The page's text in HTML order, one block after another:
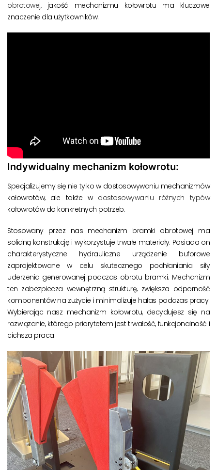
obrotowej, jakość mechanizmu kołowrotu ma kluczowe
znaczenie dla użytkowników.
Indywidualny mechanizm kołowrotu:
Specjalizujemy się nie tylko w dostosowywaniu mechanizmów
kołowrotów, ale także wdostosowywaniu różnych typów
kołowrotów do konkretnych potrzeb.
Stosowany przez nas mechanizm bramki obrotowej ma
solidną konstrukcję i wykorzystuje trwałe materiały. Posiada on
charakterystyczne hydrauliczne urządzenie buforowe
zaprojektowane w celu skutecznego pochłaniania siły
uderzenia generowanej podczas obrotu bramki. Mechanizm
ten zabezpiecza wewnętrzną strukturę, zwiększa odporność
komponentów na zużycie i minimalizuje hałas podczas pracy.
Wybierając nasz mechanizm kołowrotu, decydujesz się na
rozwiązanie, którego priorytetem jest trwałość, funkcjonalność i
cichsza praca.